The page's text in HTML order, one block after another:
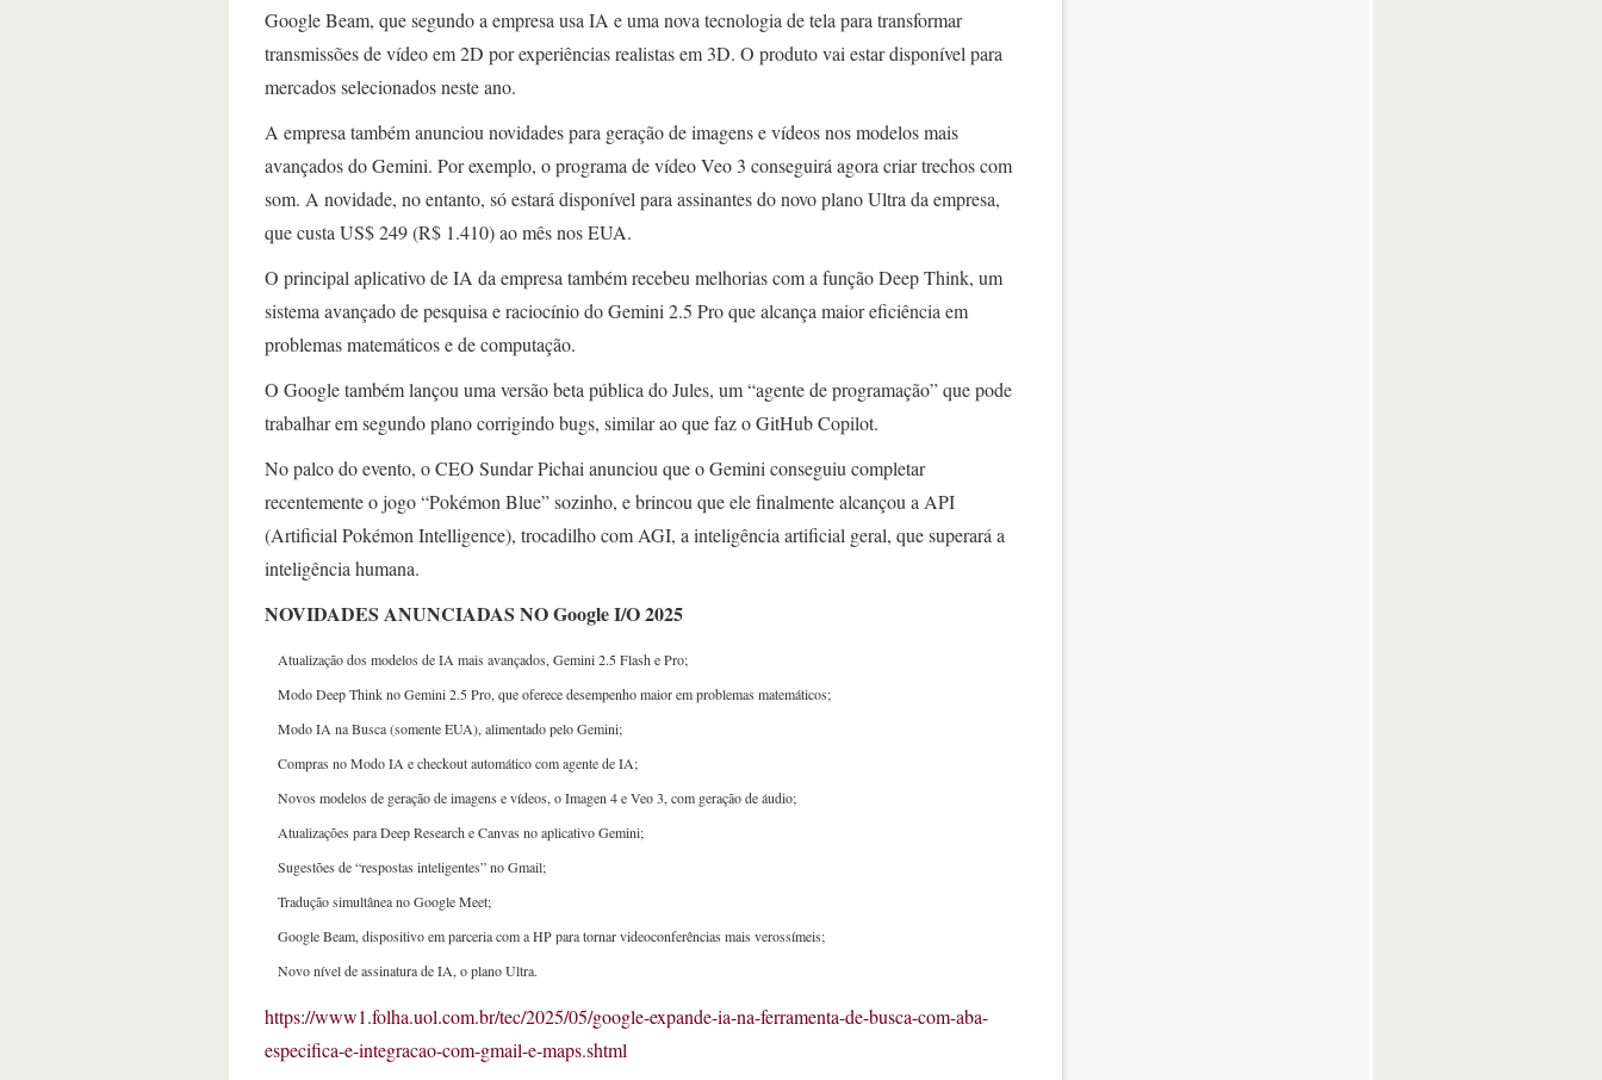
Google Beam, que segundo a empresa usa IA e uma nova tecnologia de tela para transformar
transmissões de vídeo em 2D por experiências realistas em 3D. O produto vai estar disponível para
mercados selecionados neste ano.
A empresa também anunciou novidades para geração de imagens e vídeos nos modelos mais
avançados do Gemini. Por exemplo, o programa de vídeo Veo 3 conseguirá agora criar trechos com
som. A novidade, no entanto, só estará disponível para assinantes do novo plano Ultra da empresa,
que custa US$ 249 (R$ 1.410) ao mês nos EUA.
O principal aplicativo de IA da empresa também recebeu melhorias com a função Deep Think, um
sistema avançado de pesquisa e raciocínio do Gemini 2.5 Pro que alcança maior eficiência em
problemas matemáticos e de computação.
O Google também lançou uma versão beta pública do Jules, um “agente de programação” que pode
trabalhar em segundo plano corrigindo bugs, similar ao que faz o GitHub Copilot.
No palco do evento, o CEO Sundar Pichai anunciou que o Gemini conseguiu completar
recentemente o jogo “Pokémon Blue” sozinho, e brincou que ele finalmente alcançou a API
(Artificial Pokémon Intelligence), trocadilho com AGI, a inteligência artificial geral, que superará a
inteligência humana.
NOVIDADES ANUNCIADAS NO Google I/O 2025
Atualização dos modelos de IA mais avançados, Gemini 2.5 Flash e Pro;
Modo Deep Think no Gemini 2.5 Pro, que oferece desempenho maior em problemas matemáticos;
Modo IA na Busca (somente EUA), alimentado pelo Gemini;
Compras no Modo IA e checkout automático com agente de IA;
Novos modelos de geração de imagens e vídeos, o Imagen 4 e Veo 3, com geração de áudio;
Atualizações para Deep Research e Canvas no aplicativo Gemini;
Sugestões de “respostas inteligentes” no Gmail;
Tradução simultânea no Google Meet;
Google Beam, dispositivo em parceria com a HP para tornar videoconferências mais verossímeis;
Novo nível de assinatura de IA, o plano Ultra.
https://www1.folha.uol.com.br/tec/2025/05/google-expande-ia-na-ferramenta-de-busca-com-aba-
especifica-e-integracao-com-gmail-e-maps.shtml